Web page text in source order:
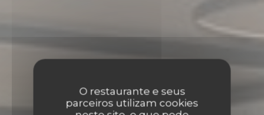
O restaurante e seus
parceiros utilizam cookies